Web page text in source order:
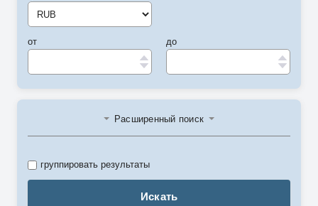
от до
Расширенный поиск
Искать
группировать результаты